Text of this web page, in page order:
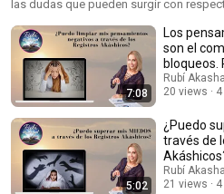
bloqueos, niño interior,
relaciones...
las dudas que pueden surgir con
AkashaTarot.
7:08
Los
son el
bloqueos.
Rubí
20 views
5:02
¿Puedo
través de
Akáshicos?
Rubí
21 views